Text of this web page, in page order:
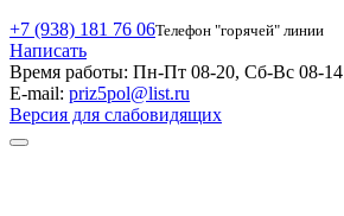
+7 (938) 181 76 06Телефон "горячей" линии
Написать
Время работы: Пн-Пт 08-20, Сб-Вс 08-14
E-mail: priz5pol@list.ru
Версия для слабовидящих